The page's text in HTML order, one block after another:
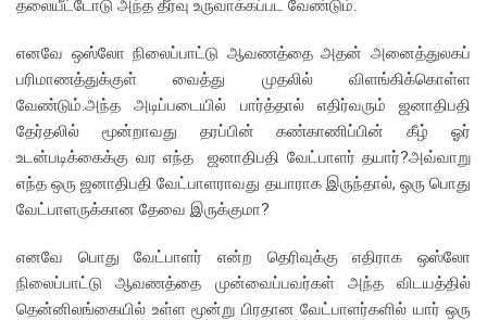
தலையீட்டோடு அந்த தீர்வு உருவாக்கப்பட வேண்டும்.
எனவே ஒஸ்லோ நிலைப்பாட்டு ஆவணத்தை அதன் அனைத்துலகப்
பரிமாணத்துக்குள் வைத்து முதலில் விளங்கிக்கொள்ள
வேண்டும்.அந்த அடிப்படையில் பார்த்தால் எதிர்வரும் ஜனாதிபதி
தேர்தலில் மூன்றாவது தரப்பின் கண்காணிப்பின் கீழ் ஓர்
உடன்படிக்கைக்கு வர எந்த ஜனாதிபதி வேட்பாளர் தயார்?அவ்வாறு
எந்த ஒரு ஜனாதிபதி வேட்பாளராவது தயாராக இருந்தால், ஒரு பொது
வேட்பாளருக்கான தேவை இருக்குமா?
எனவே பொது வேட்பாளர் என்ற தெரிவுக்கு எதிராக ஒஸ்லோ
நிலைப்பாட்டு ஆவணத்தை முன்வைப்பவர்கள் அந்த விடயத்தில்
தென்னிலங்கையில் உள்ள மூன்று பிரதான வேட்பாளர்களில் யார் ஒரு